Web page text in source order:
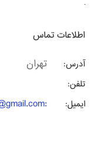
اطلاعات تماس
آدرس: تهران
تلفن:
ایمیل:
: